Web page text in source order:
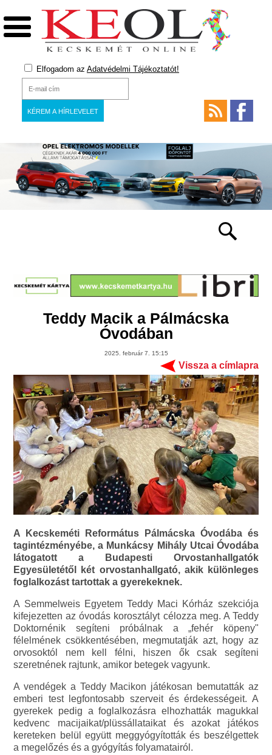
Elfogadom az Adatvédelmi Tájékoztatót!
Teddy Macik a Pálmácska
Óvodában
2025. február 7. 15:15
Vissza a címlapra
A Kecskeméti Református Pálmácska Óvodába és
tagintézményébe, a Munkácsy Mihály Utcai Óvodába
látogatott a Budapesti Orvostanhallgatók
Egyesületétől két orvostanhallgató, akik különleges
foglalkozást tartottak a gyerekeknek.
A Semmelweis Egyetem Teddy Maci Kórház szekciója
kifejezetten az óvodás korosztályt célozza meg. A Teddy
Doktornénik segíteni próbálnak a „fehér köpeny"
félelmének csökkentésében, megmutatják azt, hogy az
orvosoktól nem kell félni, hiszen ők csak segíteni
szeretnének rajtunk, amikor betegek vagyunk.
A vendégek a Teddy Macikon játékosan bemutatták az
emberi test legfontosabb szerveit és érdekességeit. A
gyerekek pedig a foglalkozásra elhozhatták magukkal
kedvenc macijaikat/plüssállataikat és azokat játékos
kereteken belül együtt meggyógyították és beszélgettek
a megelőzés és a gyógyítás folyamatairól.